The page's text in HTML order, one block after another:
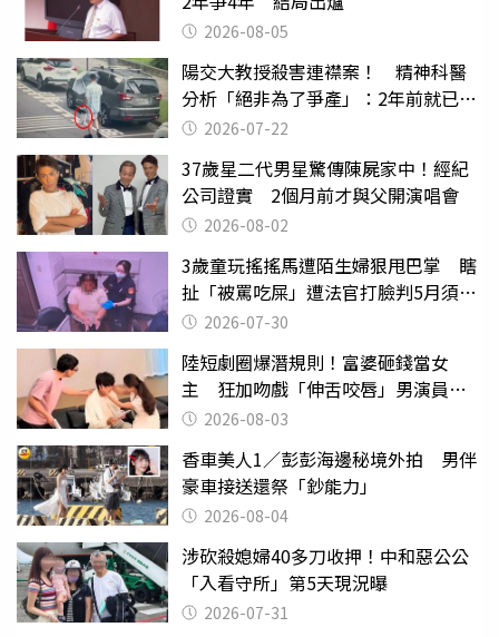
2026-08-05
陽交大教授殺害連襟案！ 精神科醫
分析「絕非為了爭產」：2年前就已言
行詭異
2026-07-22
37歲星二代男星驚傳陳屍家中！經紀
公司證實 2個月前才與父開演唱會
2026-08-02
3歲童玩搖搖馬遭陌生婦狠甩巴掌 瞎
扯「被罵吃屎」遭法官打臉判5月須入
監 2026-07-30
陸短劇圈爆潛規則！富婆砸錢當女
主 狂加吻戲「伸舌咬唇」男演員崩
潰 2026-08-03
香車美人1／彭彭海邊秘境外拍 男伴
豪車接送還祭「鈔能力」
2026-08-04
涉砍殺媳婦40多刀收押！中和惡公公
「入看守所」第5天現況曝
2026-07-31